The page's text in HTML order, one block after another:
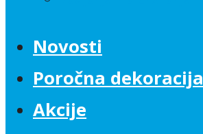
Novosti
Poročna dekoracija
Akcije